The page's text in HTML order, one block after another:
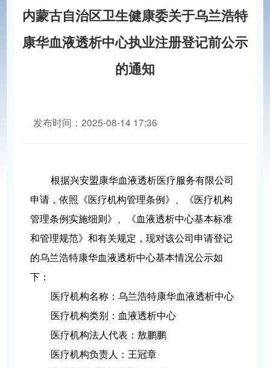
内蒙古自治区卫生健康委关于乌兰浩特
康华血液透析中心执业注册登记前公示
的通知
发布时间：2025-08-14 17:36
根据兴安盟康华血液透析医疗服务有限公司
申请，依照《医疗机构管理条例》、《医疗机构
管理条例实施细则》、《血液透析中心基本标准
和管理规范》和有关规定，现对该公司申请登记
的乌兰浩特康华血液透析中心基本情况公示如
下：
医疗机构名称：乌兰浩特康华血液透析中心
医疗机构类别：血液透析中心
医疗机构法人代表：敖鹏鹏
医疗机构负责人：王冠章